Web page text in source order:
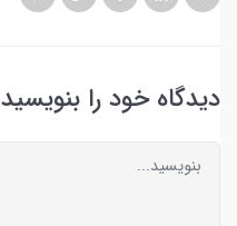
دیدگاه خود را بنویسید